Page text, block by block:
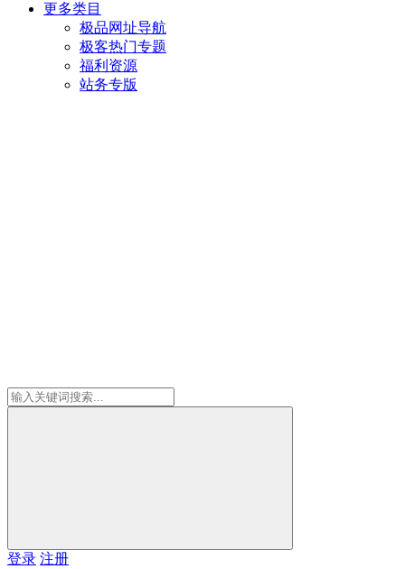
更多类目
极品网址导航
极客热门专题
福利资源
站务专版
登录 注册